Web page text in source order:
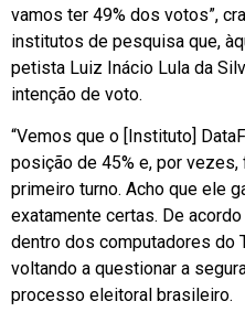
vamos ter 49% dos votos”,
institutos de pesquisa que,
petista Luiz Inácio Lula da
intenção de voto.
“Vemos que o [Instituto]
posição de 45% e, por vezes,
primeiro turno. Acho que ele
exatamente certas. De
dentro dos computadores do
voltando a questionar a
processo eleitoral brasileiro.